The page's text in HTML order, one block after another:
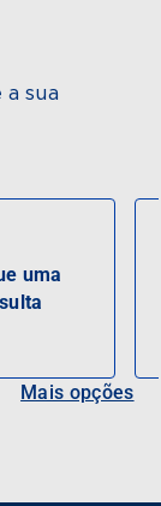
sua
uma
Mais opções